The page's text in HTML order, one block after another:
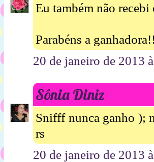
Eu também não
Parabéns a
20 de janeiro de 2013
Sônia Diniz
Snifff nunca ganho );
rs
20 de janeiro de 2013